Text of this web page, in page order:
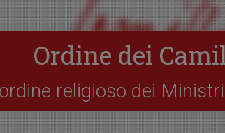
Ordine dei
ordine religioso dei